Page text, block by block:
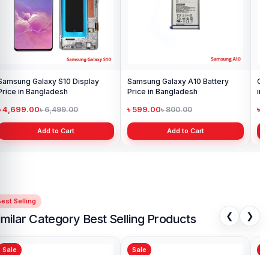
Galaxy S10 Display
in Bangladesh
4,699.00৳ 6,499.00
Add to Cart
Samsung Galaxy A10 Battery
Price in Bangladesh
৳ 599.00৳ 800.00
Add to Cart
in
৳
Selling
Category Best Selling Products ❮ ❯
Sale Sale